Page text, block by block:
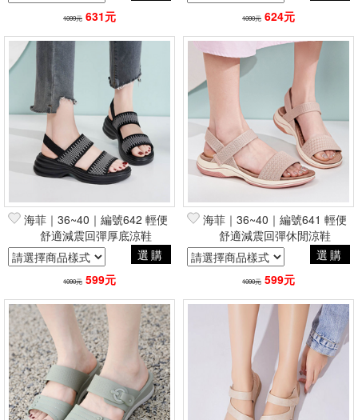
1099元 631元 1090元 624元
海菲｜36~40｜編號642 輕便
舒適減震回彈厚底涼鞋
選購
1090元 599元
海菲｜36~40｜編號641 輕便
舒適減震回彈休閒涼鞋
選購
1090元 599元